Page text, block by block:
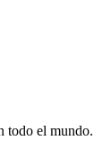
todo el mundo.